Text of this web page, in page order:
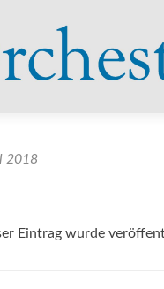
2018
Eintrag wurde